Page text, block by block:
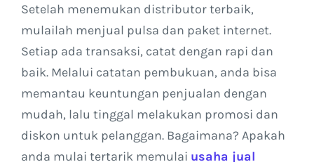
Setelah menemukan distributor terbaik,
mulailah menjual pulsa dan paket internet.
Setiap ada transaksi, catat dengan rapi dan
baik. Melalui catatan pembukuan, anda bisa
memantau keuntungan penjualan dengan
mudah, lalu tinggal melakukan promosi dan
diskon untuk pelanggan. Bagaimana? Apakah
anda mulai tertarik memulai usaha jual